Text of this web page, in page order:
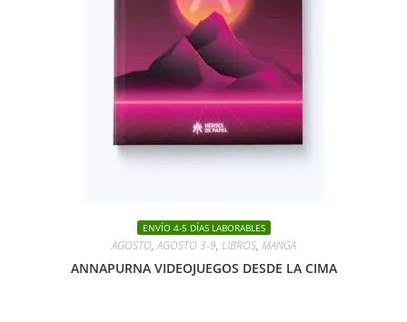
ENVÍO 4-5 DÍAS LABORABLES
AGOSTO,AGOSTO 3-9, LIBROS, MANGA
ANNAPURNA VIDEOJUEGOS DESDE LA CIMA